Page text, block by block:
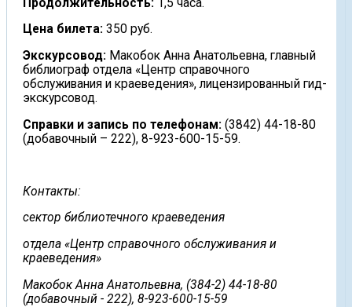
Продолжительность: 1,5 часа.
Цена билета: 350 руб.
Экскурсовод: Макобок Анна Анатольевна, главный
библиограф отдела «Центр справочного
обслуживания и краеведения», лицензированный гид-
экскурсовод.
Справки и запись по телефонам: (3842) 44-18-80
(добавочный – 222), 8-923-600-15-59.
Контакты:
сектор библиотечного краеведения
отдела «Центр справочного обслуживания и
краеведения»
Макобок Анна Анатольевна, (384-2) 44-18-80
(добавочный - 222), 8-923-600-15-59